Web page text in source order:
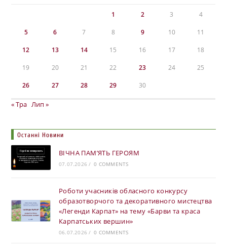
1 2 3 4
5 6 7 8 9 10 11
12 13 14 15 16 17 18
19 20 21 22 23 24 25
26 27 28 29 30
« Тра Лип »
Останні Новини
ВІЧНА ПАМ’ЯТЬ ГЕРОЯМ
07.07.2026 / 0 COMMENTS
Роботи учасників обласного конкурсу
образотворчого та декоративного мистецтва
«Легенди Карпат» на тему «Барви та краса
Карпатських вершин»
06.07.2026 / 0 COMMENTS